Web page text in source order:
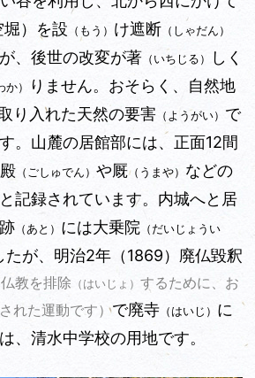
堀）を設 （もう） け遮断 （しゃだん）
、後世の改変が著 （いちじる）
しく
か）
りません。おそらく、自然地
り入れた天然の要害 （ようがい） で
。山麓の居館部には、正面12間
（ごしゅでん） や厩（うまや） などの
記録されています。内城へと居
（あと） には大乗院 （だいじょうい
たが、明治2年（1869）廃仏毀釈
仏教を排除 （はいじょ） するために、お
された運動です）で廃寺 （はいじ） に
、清水中学校の用地です。